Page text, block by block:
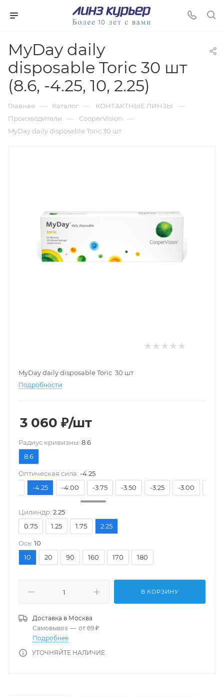
MyDay daily
disposable Toric 30 шт
(8.6, -4.25, 10, 2.25)
Главная — Каталог — КОНТАКТНЫЕ ЛИНЗЫ —
Производители — CooperVision —
MyDay daily disposable Toric 30 шт
MyDay daily disposable Toric 30 шт
Подробности
3 060 ₽/шт
Pадиус кривизны: 8.6
8.6
Оптическая сила: -4.25
-4.25 -4.00 -3.75 -3.50 -3.25 -3.00
Цилиндр: 2.25
0.75
1.25 1.75 2.25
Ось: 10
10
20 90 160 170 180
В КОРЗИНУ
Доставка в Москва
Самовывоз — от 69 ₽
Подробнее
УТОЧНЯЙТЕ НАЛИЧИЕ